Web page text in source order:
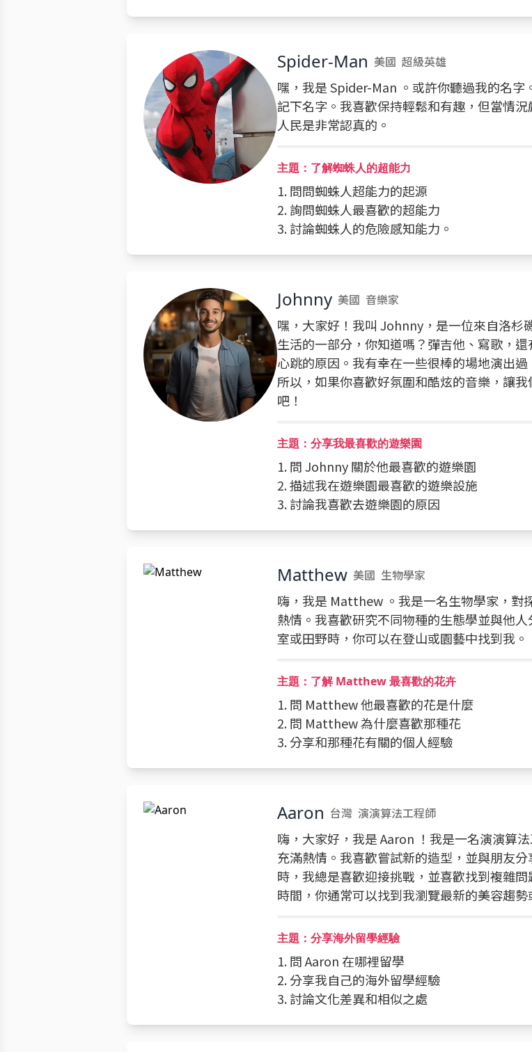
Spider-Man 美國 超級英雄
嘿，我是 Spider-Man 。或許你聽過我的名字
記下名字。我喜歡保持輕鬆和有趣，但當情
人民是非常認真的。
主題：了解蜘蛛人的超能力
1. 問問蜘蛛人超能力的起源
2. 詢問蜘蛛人最喜歡的超能力
3. 討論蜘蛛人的危險感知能力。
Johnny 美國 音樂家
嘿，大家好！我叫 Johnny，是一位來自洛杉
生活的一部分，你知道嗎？彈吉他、寫歌，
心跳的原因。我有幸在一些很棒的場地演出
所以，如果你喜歡好氛圍和酷炫的音樂，讓
吧！
主題：分享我最喜歡的遊樂園
1. 問 Johnny 關於他最喜歡的遊樂園
2. 描述我在遊樂園最喜歡的遊樂設施
3. 討論我喜歡去遊樂園的原因
Matthew 美國 生物學家
嗨，我是 Matthew 。我是一名生物學家，對
熱情。我喜歡研究不同物種的生態學並與他
室或田野時，你可以在登山或園藝中找到我。
主題：了解 Matthew 最喜歡的花卉
1. 問 Matthew 他最喜歡的花是什麼
2. 問 Matthew 為什麼喜歡那種花
3. 分享和那種花有關的個人經驗
Aaron 台灣 演演算法工程師
嗨，大家好，我是 Aaron ！我是一名演演算
充滿熱情。我喜歡嘗試新的造型，並與朋友
時，我總是喜歡迎接挑戰，並喜歡找到複雜
時間，你通常可以找到我瀏覽最新的美容趨勢
主題：分享海外留學經驗
1. 問 Aaron 在哪裡留學
2. 分享我自己的海外留學經驗
3. 討論文化差異和相似之處